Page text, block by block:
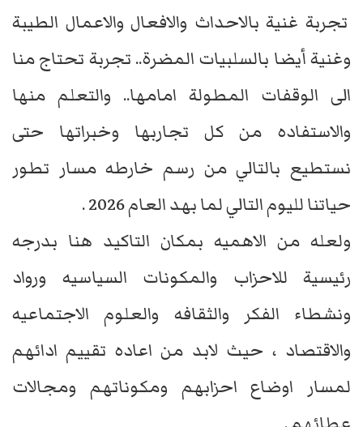
تجربة غنية بالاحداث والافعال والاعمال الطيبة
وغنية أيضا بالسلبيات المضرة.. تجربة تحتاج منا
الى الوقفات المطولة امامها.. والتعلم منها
والاستفاده من كل تجاربها وخبراتها حتى
نستطيع بالتالي من رسم خارطه مسار تطور
حياتنا لليوم التالي لما بهد العام 2026 .
ولعله من الاهميه بمكان التاكيد هنا بدرجه
رئيسية للاحزاب والمكونات السياسيه ورواد
ونشطاء الفكر والثقافه والعلوم الاجتماعيه
والاقتصاد ، حيث لابد من اعاده تقييم ادائهم
لمسار اوضاع احزابهم ومكوناتهم ومجالات